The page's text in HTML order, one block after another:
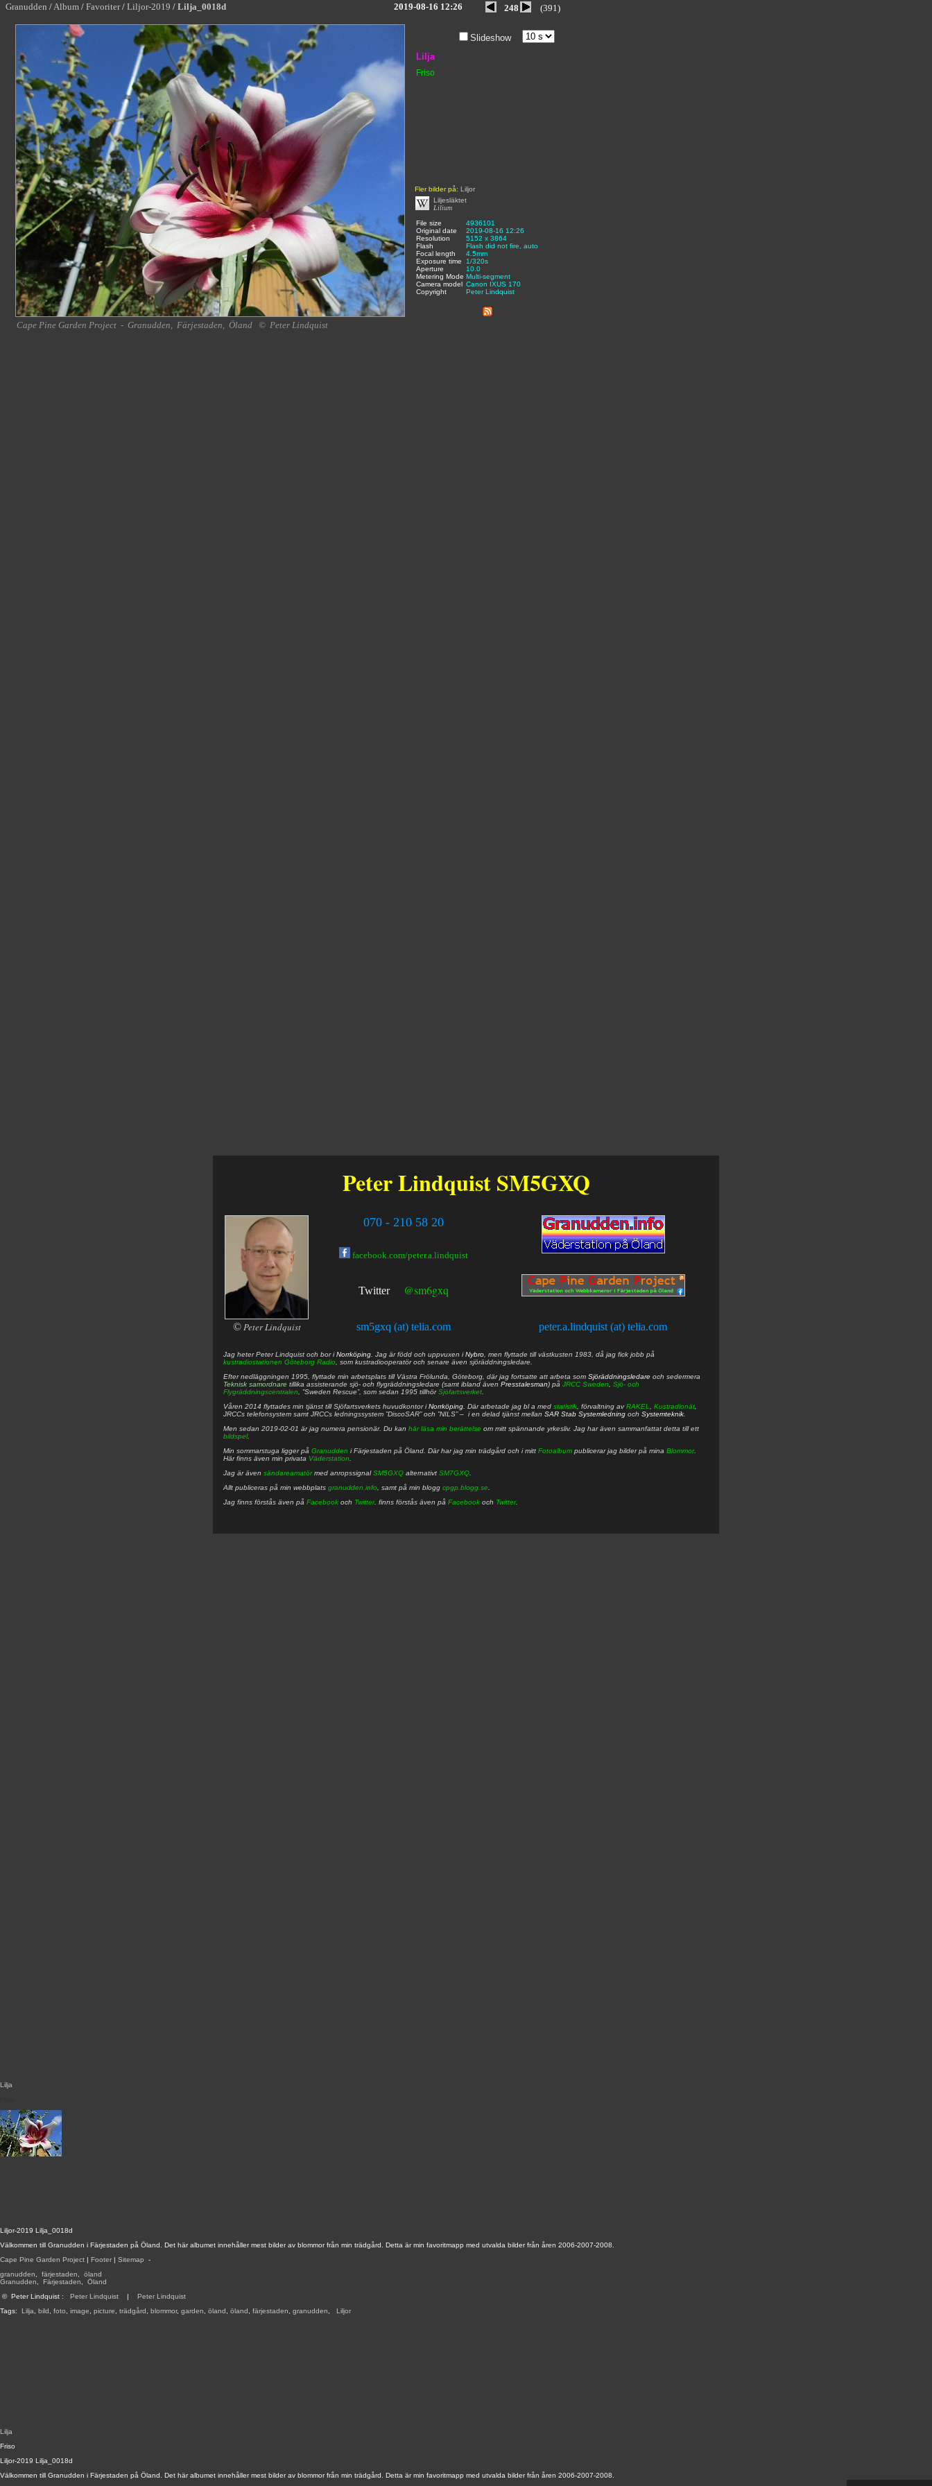
Granudden /Album / Favoriter / Liljor-2019 / Lilja_0018d 2019-08-16 12:26 248 (391)
Slideshow
Lilja
Friso
Liljor-2019 Lilja_0018d
Välkommen till Granudden i Färjestaden på Öland. Det här albumet innehåller mest bilder av blommor från min trädgård. Detta är min favoritmapp med utvalda bilder från åren 2006-2007-2008.
Cape Pine Garden Project | Footer | Sitemap -
granudden
färjestaden
öland
Granudden
Färjestaden
Öland
© Peter Lindquist : Peter Lindquist | Peter Lindquist
Tags: Lilja bild foto image picture trädgård blommor, garden öland öland färjestaden granudden Liljor,
Lilja
Fler bilder på: Liljor
Liljesläktet
Lilium
File size
4936101
Original date
2019-08-16 12:26
Resolution
5152 x 3864
Flash
Flash did not fire, auto
Focal length
4.5mm
Exposure time
1/320s
Aperture
10.0
Metering Mode Multi-segment
Camera model Canon IXUS 170
Copyright
Peter Lindquist
Lilja
Friso
Liljor-2019 Lilja_0018d
Välkommen till Granudden i Färjestaden på Öland. Det här albumet innehåller mest bilder av blommor från min trädgård. Detta är min favoritmapp med utvalda bilder från åren 2006-2007-2008.
Cape Pine Garden Project - Granudden, Färjestaden, Öland © Peter Lindquist
Peter Lindquist SM5GXQ
© Peter Lindquist
070 - 210 58 20
facebook.com/peter.a.lindquist
Twitter @sm6gxq
sm5gxq (at) telia.com peter.a.lindquist (at) telia.com
Jag heterPeter Lindquist och bor iNorrköping . Jag är född och uppvuxen iNybro , men flyttade till västkusten 1983, då jag fick jobb på
kustradiostationen Göteborg Radio , som kustradiooperatör och senare även sjöräddningsledare.
Efter nedläggningen 1995, flyttade min arbetsplats till Västra Frölunda, Göteborg, där jag fortsatte att arbeta som Sjöräddningsledare och sedermera
Teknisk samordnare tillika assisterande sjö- och flygräddningsledare (samt ibland även Presstalesman) på JRCC Sweden
Sjö- och
Flygräddningscentralen , ”Sweden Rescue”, som sedan 1995 tillhörSjöfartsverket
Våren 2014 flyttades min tjänst till Sjöfartsverkets huvudkontor iNorrköping . Där arbetade jag bl a med statistik , förvaltning avRAKEL Kustradionät
JRCCs telefonsystem samt JRCCs ledningssystem ”DiscoSAR” och ”NILS” – i en delad tjänst mellan SAR Stab Systemledning och Systemteknik
Men sedan 2019-02-01 är jag numera pensionär. Du kan här läsa min berättelse om mitt spännande yrkesliv. Jag har även sammanfattat detta till ett
bildspel.
Min sommarstuga ligger på Granudden i Färjestaden på Öland. Där har jag min trädgård och i mitt Fotoalbum publicerar jag bilder på mina Blommor.
Här finns även min privata Väderstation
Jag är även sändareamatörmed anropssignalSM5GXQ alternativt SM7GXQ
Allt publiceras på min webbplats granudden.info , samt på min blogg cpgp.blogg.se
Jag finns förstås även på Facebook och Twitter. finns förstås även på Facebook och Twitter.